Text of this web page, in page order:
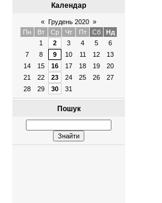
Календар
« Грудень 2020 »
Пн
Вт Ср Чт Пт Сб
Нд
1
2 3 4 5
6
7
8 9 10 11 12
13
14
15 16 17 18 19
20
21
22 23 24 25 26
27
28
29 30 31
Пошук